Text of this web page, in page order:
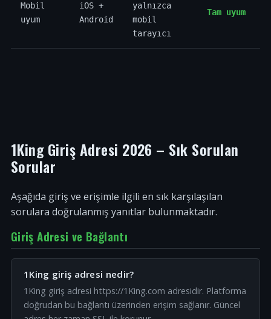
Mobil
uyum
iOS +
Android
yalnızca
mobil
tarayıcı
Tam uyum
1King Giriş Adresi 2026 – Sık Sorulan
Sorular
Aşağıda giriş ve erişimle ilgili en sık karşılaşılan
sorulara doğrulanmış yanıtlar bulunmaktadır.
Giriş Adresi ve Bağlantı
1King giriş adresi nedir?
1King giriş adresi https://1King.com adresidir. Platforma
doğrudan bu bağlantı üzerinden erişim sağlanır. Güncel